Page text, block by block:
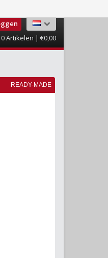
0Artikelen | €0,00
READY-MADE